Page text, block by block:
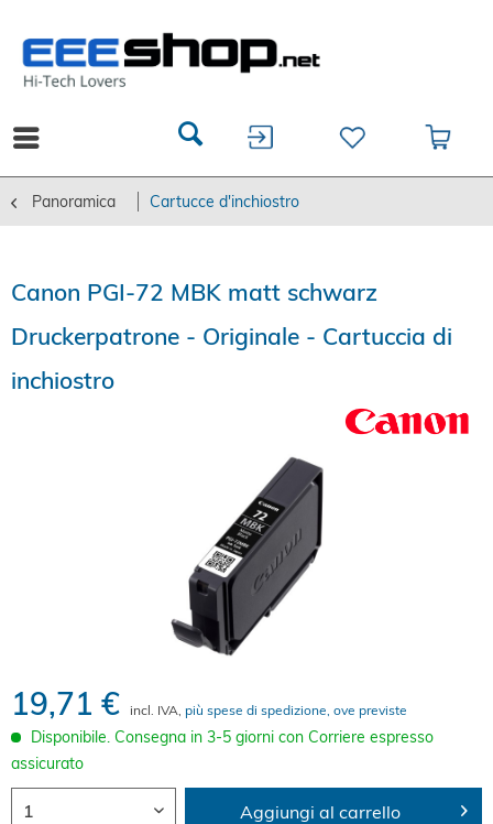
Panoramica Cartucce d'inchiostro
Canon PGI-72 MBK matt schwarz
Druckerpatrone - Originale - Cartuccia di
inchiostro
19,71 € incl. IVA, più spese di spedizione, ove previste
Disponibile. Consegna in 3-5 giorni con Corriere espresso
assicurato
Aggiungi al carrello